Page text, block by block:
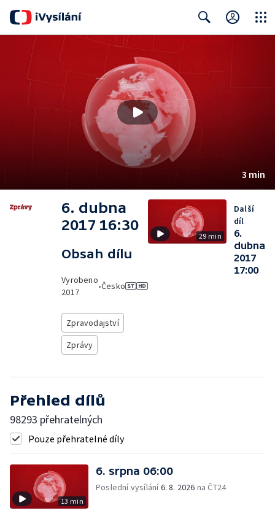
3 min
6. dubna
2017 16:30
Obsah dílu
Vyrobeno
2017
•Česko
Zpravodajství
Zprávy
29 min
Další
díl
6.
dubna
2017
17:00
Přehled dílů
98293 přehratelných
Pouze přehratelné díly
13 min
6. srpna 06:00
Poslední vysílání6. 8. 2026 na ČT24